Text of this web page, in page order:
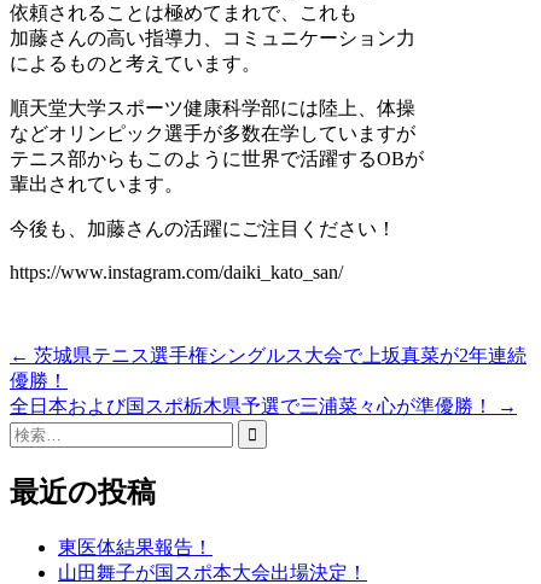
依頼されることは極めてまれで、これも
加藤さんの高い指導力、コミュニケーション力
によるものと考えています。
順天堂大学スポーツ健康科学部には陸上、体操
などオリンピック選手が多数在学していますが
テニス部からもこのように世界で活躍するOBが
輩出されています。
今後も、加藤さんの活躍にご注目ください！
https://www.instagram.com/daiki_kato_san/
Post
navigation
← 茨城県テニス選手権シングルス大会で上坂真菜が2年連続
優勝！
全日本および国スポ栃木県予選で三浦菜々心が準優勝！
→
検
最近の投稿
東医体結果報告！
山田舞子が国スポ本大会出場決定！